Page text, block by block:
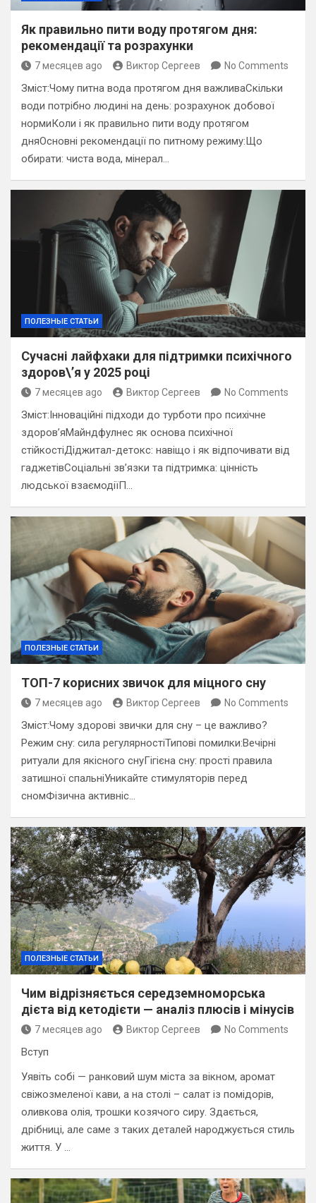
Як правильно пити воду протягом дня:
рекомендації та розрахунки
7 месяцев ago Виктор Сергеев No Comments
Зміст:Чому питна вода протягом дня важливаСкільки
води потрібно людині на день: розрахунок добової
нормиКоли і як правильно пити воду протягом
дняОсновні рекомендації по питному режиму:Що
обирати: чиста вода, мінерал…
ПОЛЕЗНЫЕ СТАТЬИ
Сучасні лайфхаки для підтримки психічного
здоров\’я у 2025 році
7 месяцев ago Виктор Сергеев No Comments
Зміст:Інноваційні підходи до турботи про психічне
здоров’яМайндфулнес як основа психічної
стійкостіДіджитал-детокс: навіщо і як відпочивати від
гаджетівСоціальні зв’язки та підтримка: цінність
людської взаємодіїП…
ПОЛЕЗНЫЕ СТАТЬИ
ТОП-7 корисних звичок для міцного сну
7 месяцев ago Виктор Сергеев No Comments
Зміст:Чому здорові звички для сну – це важливо?
Режим сну: сила регулярностіТипові помилки:Вечірні
ритуали для якісного снуГігієна сну: прості правила
затишної спальніУникайте стимуляторів перед
сномФізична активніс…
ПОЛЕЗНЫЕ СТАТЬИ
Чим відрізняється середземноморська
дієта від кетодієти — аналіз плюсів і мінусів
7 месяцев ago Виктор Сергеев No Comments
Вступ
Уявіть собі — ранковий шум міста за вікном, аромат
свіжозмеленої кави, а на столі – салат із помідорів,
оливкова олія, трошки козячого сиру. Здається,
дрібниці, але саме з таких деталей народжується стиль
життя. У …